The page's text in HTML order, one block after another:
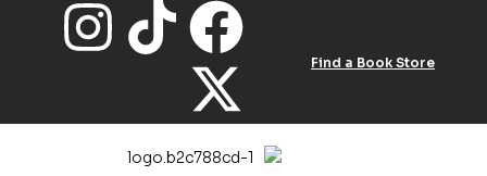
Find a Book Store